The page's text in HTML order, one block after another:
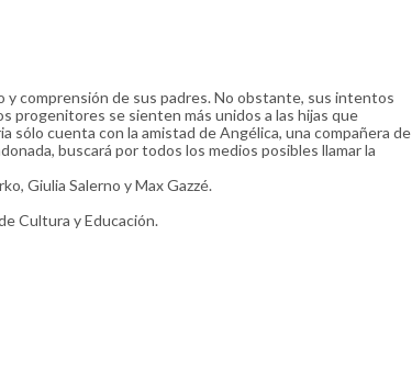
y comprensión de sus padres. No obstante, sus intentos
progenitores se sienten más unidos a las hijas que
cuenta con la amistad de Angélica, una compañera de
buscará por todos los medios posibles llamar la
Giulia Salerno y Max Gazzé.
Cultura y Educación.